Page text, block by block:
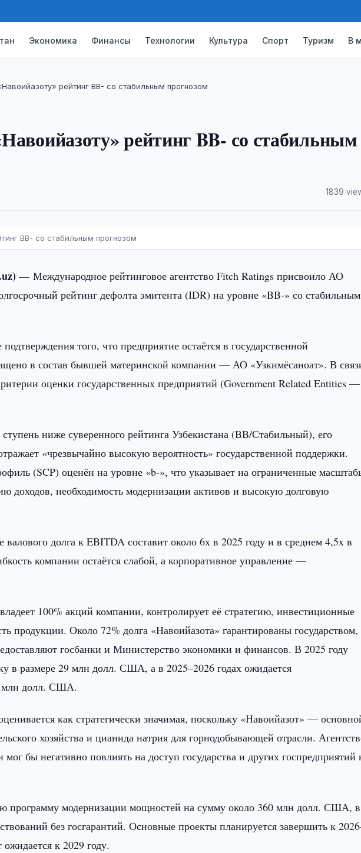
Экономика Финансы Технологии Культура Спорт Туризм В
рейтинг BB- со стабильным прогнозом
рейтинг BB- со стабильным
1839
BB- со стабильным прогнозом
—Международное рейтинговое агентство Fitch Ratings присвоило АО
рейтинг дефолта эмитента (IDR) на уровне «BB-» со стабильным
того, что предприятие остаётся в государственной
в состав бывшей материнской компании — АО «Узкимёсаноат». В
оценки государственных предприятий (Government Related Entities —
ниже суверенного рейтинга Узбекистана (BB/Стабильный), его
«чрезвычайно высокую вероятность» государственной поддержки.
(SCP) оценён на уровне «b-», что указывает на ограниченные
доходов, необходимость модернизации активов и высокую долговую
долга к EBITDA составит около 6x в 2025 году и в среднем 4,5x в
компании остаётся слабой, а корпоративное управление —
100% акций компании, контролирует её стратегию, инвестиционные
продукции. Около 72% долга «Навоийазота» гарантированы государством,
госбанки и Министерство экономики и финансов. В 2025 году
в размере 29 млн долл. США, а в 2025–2026 годах ожидается
млн долл. США.
как стратегически значимая, поскольку «Навоийазот» —
хозяйства и цианида натрия для горнодобывающей отрасли.
бы негативно повлиять на доступ государства и других госпредприятий
программу модернизации мощностей на сумму около 360 млн долл. США, в
без госгарантий. Основные проекты планируется завершить к
к 2029 году.